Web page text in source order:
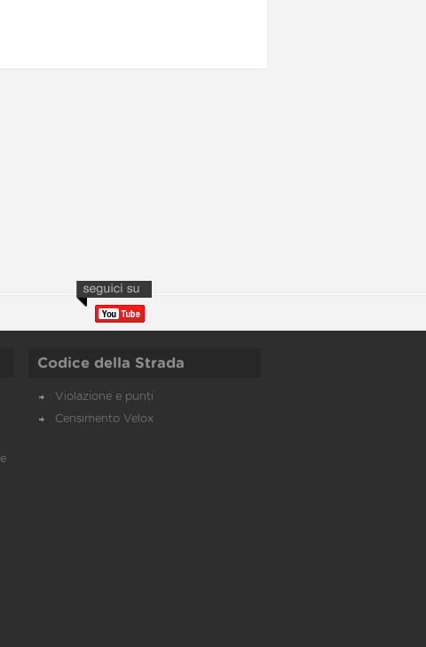
Codice della Strada
Violazione e punti
Censimento Velox